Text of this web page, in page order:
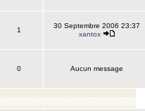
1
30 Septembre 2006 23:37
xantox
0 Aucun message